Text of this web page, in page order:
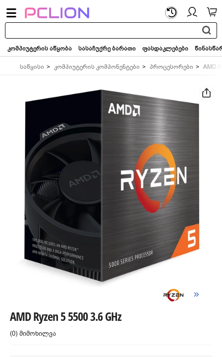
საძიებო
სიტყვა...
კომპიუტერის აწყობა სასაჩუქრე ბარათი ფასდაკლებები
საწყისი კომპიუტერის კომპონენტები პროცესორები AMD
AMD Ryzen 5 5500 3.6 GHz
(0) მიმოხილვა